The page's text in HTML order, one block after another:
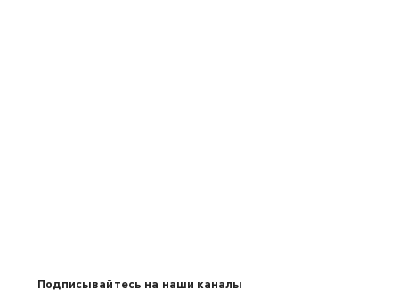
Подписывайтесь на наши каналы